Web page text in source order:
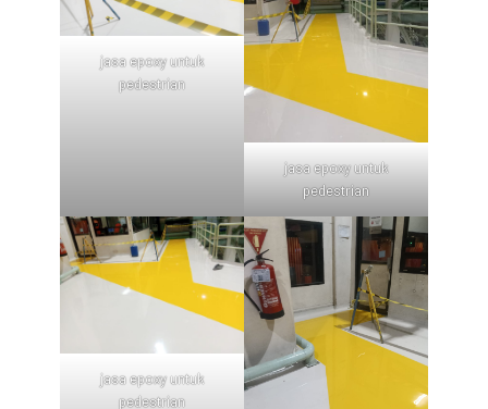
jasa epoxy untuk
pedestrian
jasa epoxy untuk
pedestrian
jasa epoxy untuk
pedestrian